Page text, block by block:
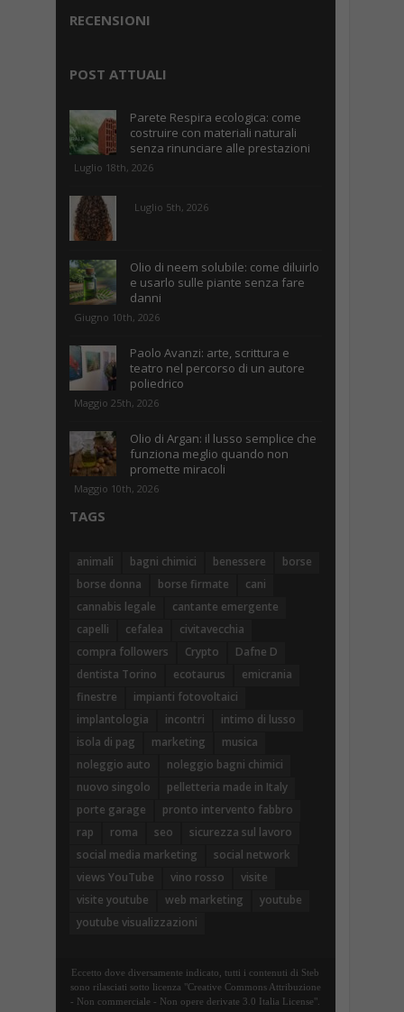
RECENSIONI
POST ATTUALI
Parete Respira ecologica: come
costruire con materiali naturali
senza rinunciare alle prestazioni
Luglio 18th, 2026
Luglio 5th, 2026
Olio di neem solubile: come diluirlo
e usarlo sulle piante senza fare
danni
Giugno 10th, 2026
Paolo Avanzi: arte, scrittura e
teatro nel percorso di un autore
poliedrico
Maggio 25th, 2026
Olio di Argan: il lusso semplice che
funziona meglio quando non
promette miracoli
Maggio 10th, 2026
TAGS
animali bagni chimici benessere
borse
borse donna
borse firmate
cani
cannabis legale
cantante emergente
capelli
cefalea
civitavecchia
compra followers
Crypto
Dafne D
dentista Torino
ecotaurus
emicrania
finestre
impianti fotovoltaici
implantologia
incontri
intimo di lusso
isola di pag
marketing
musica
noleggio auto
noleggio bagni chimici
nuovo singolo
pelletteria made in Italy
porte garage
pronto intervento fabbro
rap
roma seo
sicurezza sul lavoro
social media marketing
social network
views YouTube
vino rosso
visite
visite youtube
web marketing
youtube
youtube visualizzazioni
Eccetto dove diversamente indicato, tutti i contenuti di Steb
sono rilasciati sotto licenza "Creative Commons Attribuzione
- Non commerciale - Non opere derivate 3.0 Italia License".